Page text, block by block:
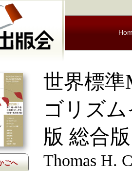
世界標
ゴリズ
版 総合版
Thomas H.